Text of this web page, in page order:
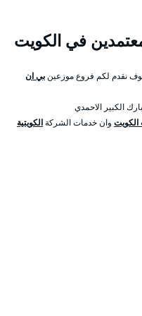
في الكويت
نقدم لكم فروع موزعينبي ان
الكبير الاحمدي
وان خدمات الشركةالكويتية